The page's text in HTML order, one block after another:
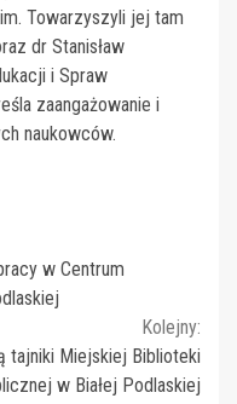
Towarzyszyli jej tam
dr Stanisław
i Spraw
zaangażowanie i
naukowców.
w Centrum
Kolejny:
tajniki Miejskiej Biblioteki
w Białej Podlaskiej